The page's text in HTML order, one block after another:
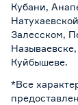
Кубани,
Залесском,
Куйбышеве.
*Все